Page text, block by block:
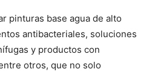
pinturas base agua de alto
antibacteriales, soluciones
y productos con
otros, que no solo